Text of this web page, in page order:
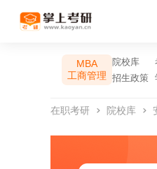
MBA
工商管理
院校库
招生政策
在职考研 院校库